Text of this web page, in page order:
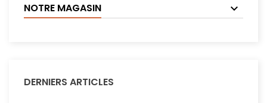
NOTRE MAGASIN
DERNIERS ARTICLES